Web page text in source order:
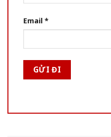
Email *